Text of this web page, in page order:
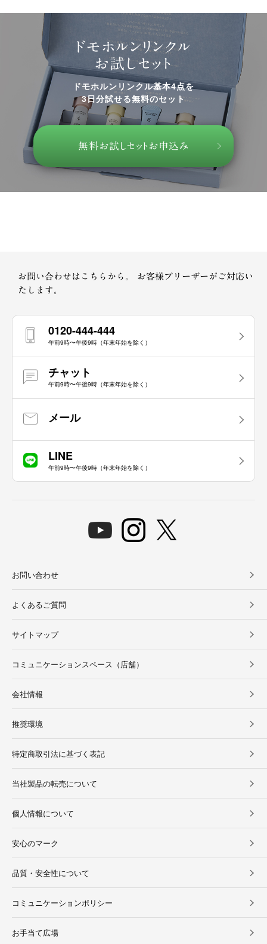
ドモホルンリンクル
お試しセット
ドモホルンリンクル基本4点を
3日分試せる無料のセット
無料お試しセットお申込み
お問い合わせはこちらから。
お客様プリーザーがご対応い
たします。
0120-444-444
午前9時〜午後9時（年末年始を除く）
チャット
午前9時〜午後9時（年末年始を除く）
メール
LINE
午前9時〜午後9時（年末年始を除く）
お問い合わせ
よくあるご質問
サイトマップ
コミュニケーションスペース（店舗）
会社情報
推奨環境
特定商取引法に基づく表記
当社製品の転売について
個人情報について
安心のマーク
品質・安全性について
コミュニケーションポリシー
お手当て広場